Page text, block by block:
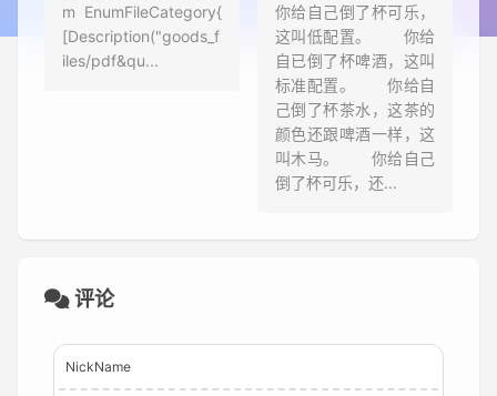
m EnumFileCategory{
[Description("goods_f
iles/pdf&qu...
你给自己倒了杯可乐，
这叫低配置。 你给
自已倒了杯啤酒，这叫
标准配置。 你给自
己倒了杯茶水，这茶的
颜色还跟啤酒一样，这
叫木马。 你给自己
倒了杯可乐，还...
评论
NickName